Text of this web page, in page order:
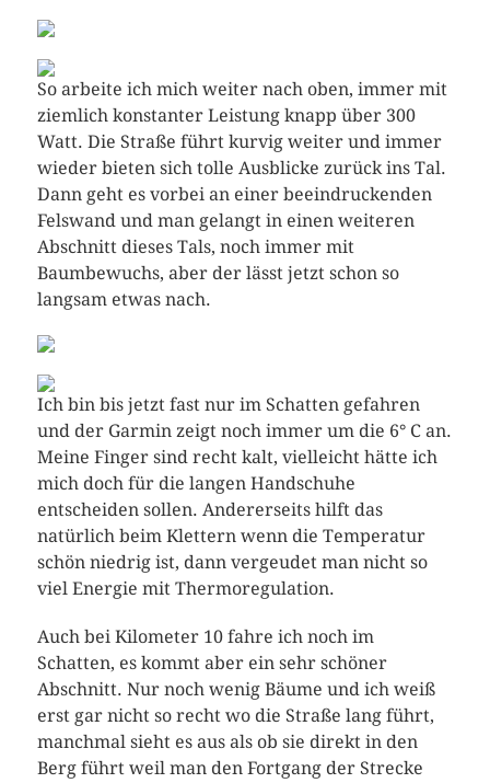
So arbeite ich mich weiter nach oben, immer mit
ziemlich konstanter Leistung knapp über 300
Watt. Die Straße führt kurvig weiter und immer
wieder bieten sich tolle Ausblicke zurück ins Tal.
Dann geht es vorbei an einer beeindruckenden
Felswand und man gelangt in einen weiteren
Abschnitt dieses Tals, noch immer mit
Baumbewuchs, aber der lässt jetzt schon so
langsam etwas nach.
Ich bin bis jetzt fast nur im Schatten gefahren
und der Garmin zeigt noch immer um die 6° C an.
Meine Finger sind recht kalt, vielleicht hätte ich
mich doch für die langen Handschuhe
entscheiden sollen. Andererseits hilft das
natürlich beim Klettern wenn die Temperatur
schön niedrig ist, dann vergeudet man nicht so
viel Energie mit Thermoregulation.
Auch bei Kilometer 10 fahre ich noch im
Schatten, es kommt aber ein sehr schöner
Abschnitt. Nur noch wenig Bäume und ich weiß
erst gar nicht so recht wo die Straße lang führt,
manchmal sieht es aus als ob sie direkt in den
Berg führt weil man den Fortgang der Strecke